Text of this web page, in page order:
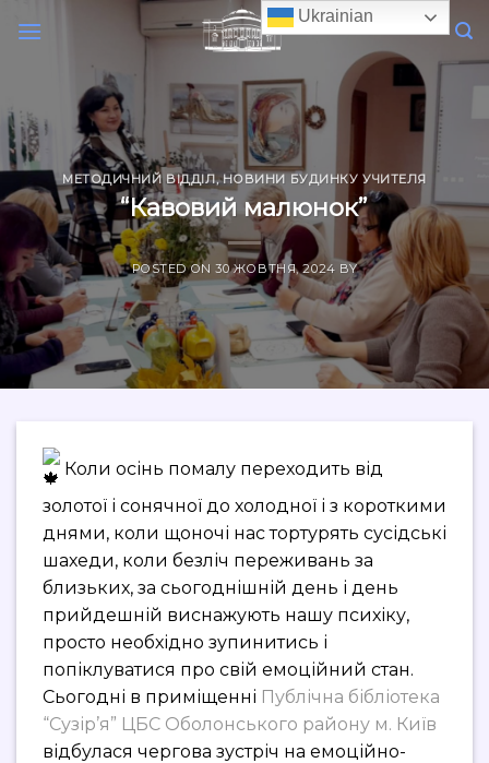
МЕТОДИЧНИЙ ВІДДІЛ,НОВИНИ БУДИНКУ УЧИТЕЛЯ
“Кавовий малюнок”
POSTED ON30 ЖОВТНЯ, 2024 BY
Коли осінь помалу переходить від
золотої і сонячної до холодної і з короткими
днями, коли щоночі нас тортурять сусідські
шахеди, коли безліч переживань за
близьких, за сьогоднішній день і день
прийдешній виснажують нашу психіку,
просто необхідно зупинитись і
попіклуватися про свій емоційний стан.
Сьогодні в приміщенні Публічна бібліотека
“Сузір’я” ЦБС Оболонського району м. Київ
відбулася чергова зустріч на емоційно-
Ukrainian